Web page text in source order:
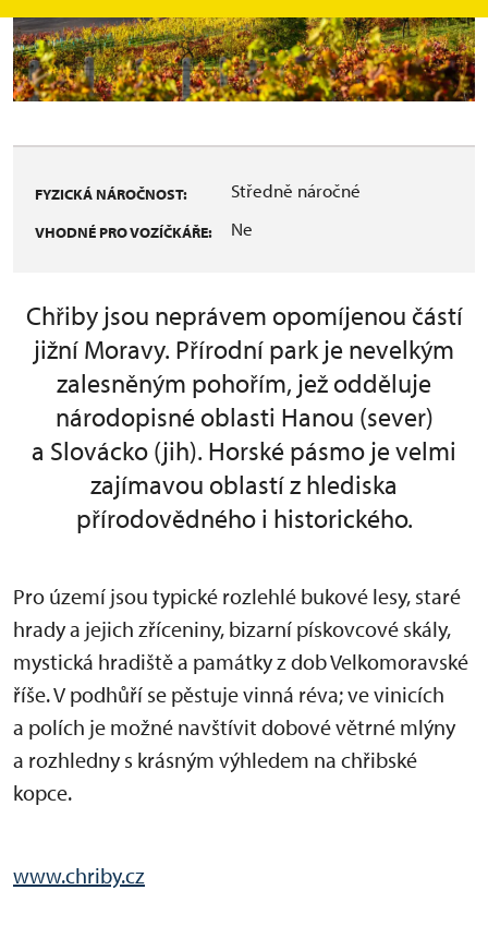
FYZICKÁ NÁROČNOST: Středně náročné
VHODNÉ PRO VOZÍČKÁŘE: Ne
Chřiby jsou neprávem opomíjenou částí
jižní Moravy. Přírodní park je nevelkým
zalesněným pohořím, jež odděluje
národopisné oblasti Hanou (sever)
a Slovácko (jih). Horské pásmo je velmi
zajímavou oblastí z hlediska
přírodovědného i historického.
Pro území jsou typické rozlehlé bukové lesy, staré
hrady a jejich zříceniny, bizarní pískovcové skály,
mystická hradiště a památky z dob Velkomoravské
říše. V podhůří se pěstuje vinná réva; ve vinicích
a polích je možné navštívit dobové větrné mlýny
a rozhledny s krásným výhledem na chřibské
kopce.
www.chriby.cz